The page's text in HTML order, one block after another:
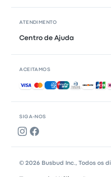
SIGA-NOS
ATENDIMENTO
Centro de Ajuda
ACEITAMOS
Pagamentos aceites
© 2026 Busbud Inc., Todos os